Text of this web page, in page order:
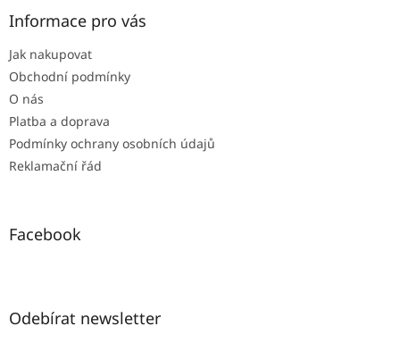
Informace pro vás
Jak nakupovat
Obchodní podmínky
O nás
Platba a doprava
Podmínky ochrany osobních údajů
Reklamační řád
Facebook
Odebírat newsletter